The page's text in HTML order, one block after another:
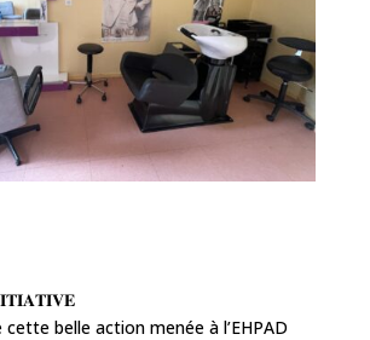
cette belle action menée à l’EHPAD